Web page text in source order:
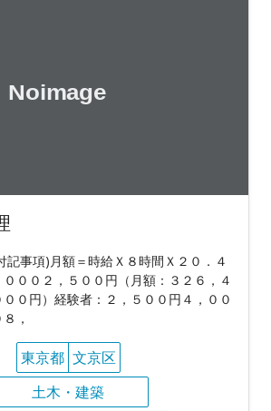
記事項)月額＝時給Ｘ８時間Ｘ２０．４
００２，５００円（月額：３２６，４
０円）経験者：２，５００円４，００
，
東京都 文京区
土木・建築